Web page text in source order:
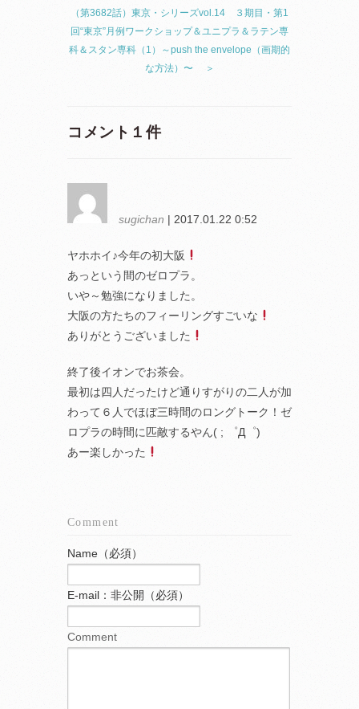
（第3682話）東京・シリーズvol.14 ３期目・第1
回“東京”月例ワークショップ＆ユニプラ＆ラテン専
科＆スタン専科（1）～push the envelope（画期的
な方法）〜 ＞
コメント１件
sugichan | 2017.01.22 0:52
ヤホホイ♪今年の初大阪
あっという間のゼロプラ。
いや～勉強になりました。
大阪の方たちのフィーリングすごいな
ありがとうございました
終了後イオンでお茶会。
最初は四人だったけど通りすがりの二人が加
わって６人でほぼ三時間のロングトーク！ゼ
ロプラの時間に匹敵するやん( ; ゜Д゜)
あー楽しかった
Comment
Name（必須）
E-mail：非公開（必須）
Comment